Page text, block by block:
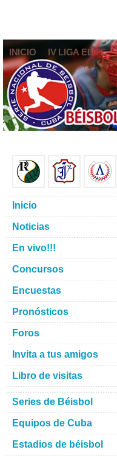
INICIO IV LIGA ELITE
Inicio
Noticias
En vivo!!!
Concursos
Encuestas
Pronósticos
Foros
Invita a tus amigos
Libro de visitas
Series de Béisbol
Equipos de Cuba
Estadios de béisbol